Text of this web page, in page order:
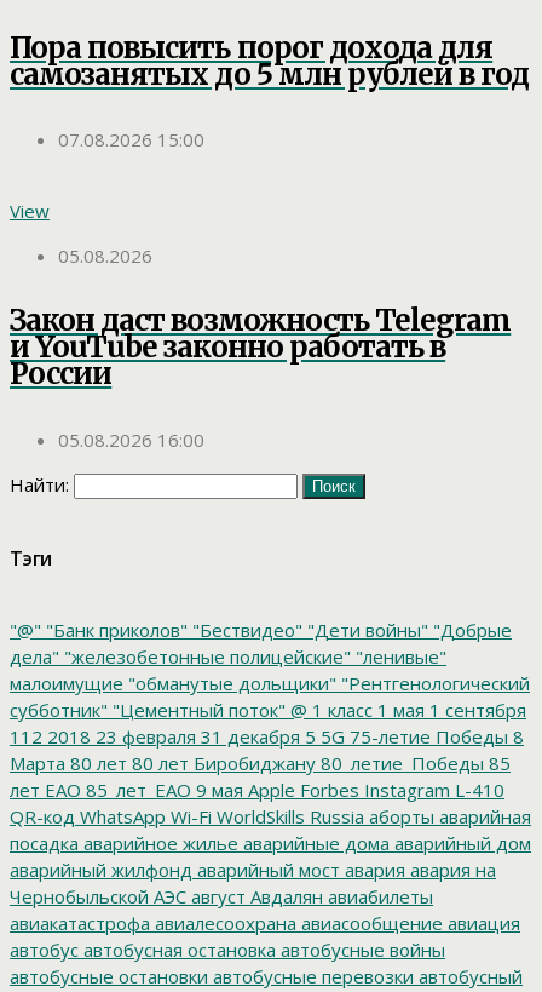
Пора повысить порог дохода для
самозанятых до 5 млн рублей в год
07.08.2026 15:00
View
05.08.2026
Закон даст возможность Telegram
и YouTube законно работать в
России
05.08.2026 16:00
Найти:
Тэги
"@" "Банк приколов" "Бествидео" "Дети войны" "Добрые
дела" "железобетонные полицейские" "ленивые"
малоимущие "обманутые дольщики" "Рентгенологический
субботник" "Цементный поток" @ 1 класс 1 мая 1 сентября
112 2018 23 февраля 31 декабря 5 5G 75-летие Победы 8
Марта 80 лет 80 лет Биробиджану 80_летие_Победы 85
лет ЕАО 85_лет_ЕАО 9 мая Apple Forbes Instagram L-410
QR-код WhatsApp Wi-Fi WorldSkills Russia аборты аварийная
посадка аварийное жилье аварийные дома аварийный дом
аварийный жилфонд аварийный мост авария авария на
Чернобыльской АЭС август Авдалян авиабилеты
авиакатастрофа авиалесоохрана авиасообщение авиация
автобус автобусная остановка автобусные войны
автобусные остановки автобусные перевозки автобусный